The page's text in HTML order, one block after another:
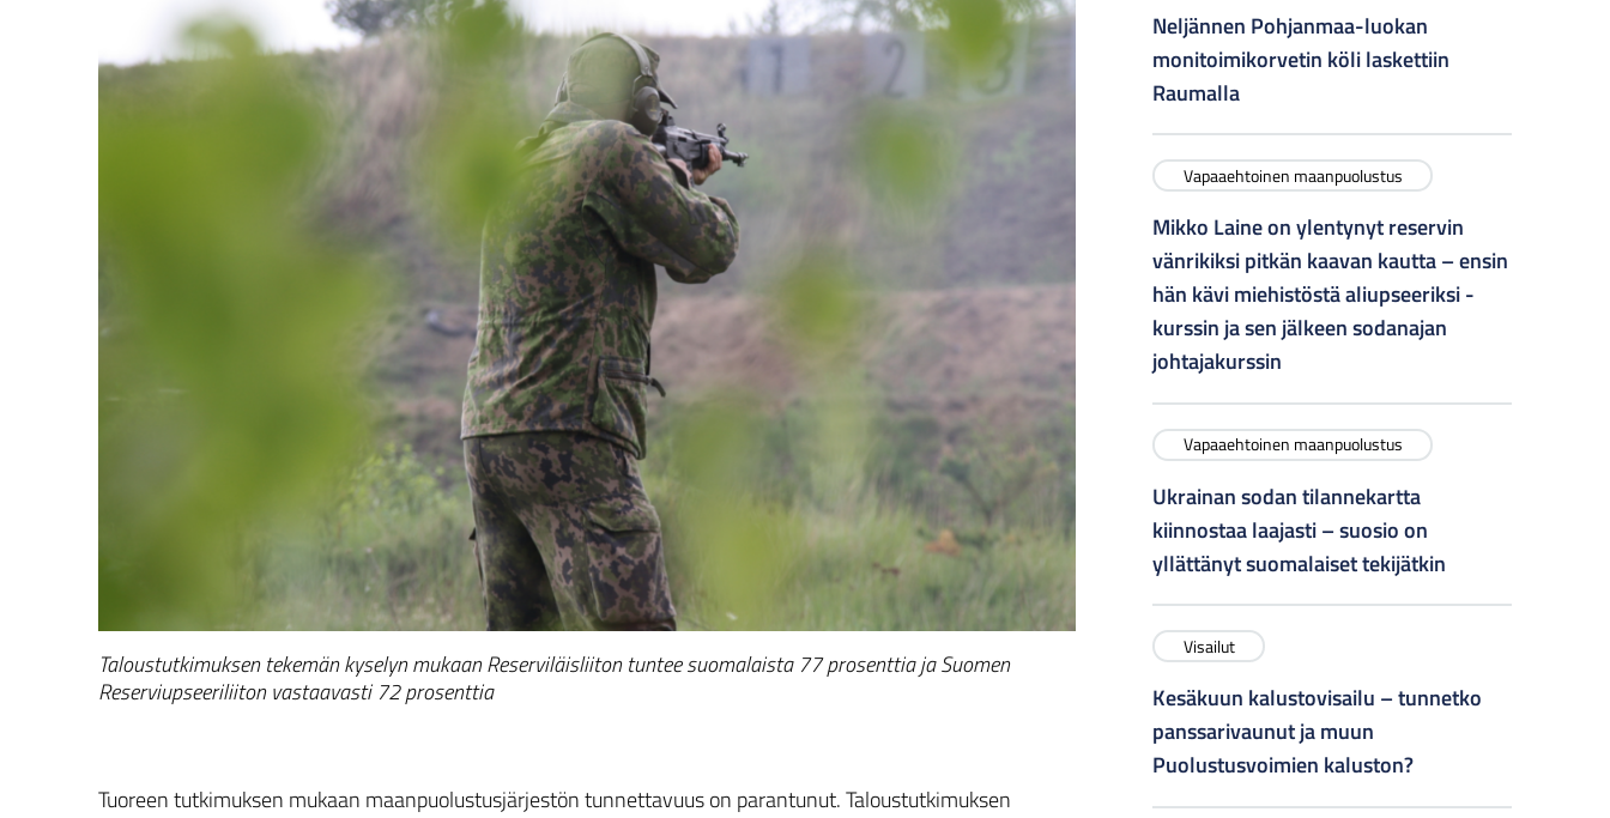
Taloustutkimuksen tekemän kyselyn mukaan Reserviläisliiton tuntee suomalaista 77 prosenttia ja Suomen
Reserviupseeriliiton vastaavasti 72 prosenttia
Tuoreen tutkimuksen mukaan maanpuolustusjärjestön tunnettavuus on parantunut. Taloustutkimuksen
Neljännen Pohjanmaa-luokan
monitoimikorvetin köli laskettiin
Raumalla
Vapaaehtoinen maanpuolustus
Mikko Laine on ylentynyt reservin
vänrikiksi pitkän kaavan kautta – ensin
hän kävi miehistöstä aliupseeriksi -
kurssin ja sen jälkeen sodanajan
johtajakurssin
Vapaaehtoinen maanpuolustus
Ukrainan sodan tilannekartta
kiinnostaa laajasti – suosio on
yllättänyt suomalaiset tekijätkin
Visailut
Kesäkuun kalustovisailu – tunnetko
panssarivaunut ja muun
Puolustusvoimien kaluston?